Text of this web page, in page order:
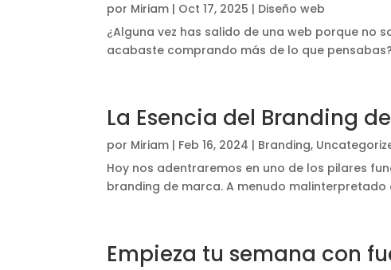
por Miriam | Oct 17, 2025 | Diseño web
¿Alguna vez has salido de una web porque no
acabaste comprando más de lo que
La Esencia del Branding
por Miriam | Feb 16, 2024 | Branding,
Hoy nos adentraremos en uno de los pilares
branding de marca. A menudo
Empieza tu semana con